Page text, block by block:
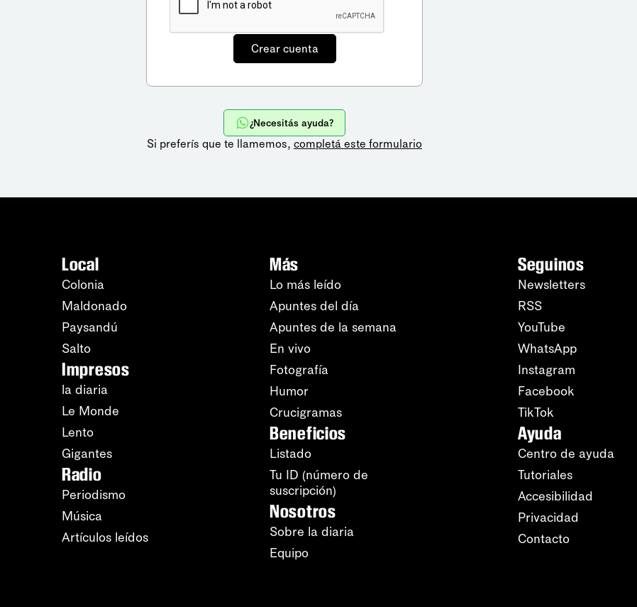
¿Necesitás ayuda?
Si preferís que te llamemos, completá este formulario
Local
Colonia
Maldonado
Paysandú
Salto
Impresos
la diaria
Le Monde
Lento
Gigantes
Radio
Periodismo
Música
Artículos leídos
Más
Lo más leído
Apuntes del día
Apuntes de la semana
En vivo
Fotografía
Humor
Crucigramas
Beneficios
Listado
Tu ID (número de
suscripción)
Nosotros
Sobre la diaria
Equipo
Seguinos
Newsletters
RSS
YouTube
WhatsApp
Instagram
Facebook
TikTok
Ayuda
Centro de ayuda
Tutoriales
Accesibilidad
Privacidad
Contacto